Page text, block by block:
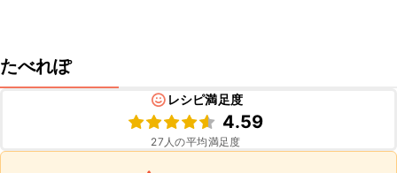
たべれぽ
レシピ満足度
4.59
27 人の平均満足度